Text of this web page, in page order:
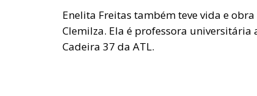
Enelita Freitas também teve vida e
Clemilza. Ela é professora
Cadeira 37 da ATL.